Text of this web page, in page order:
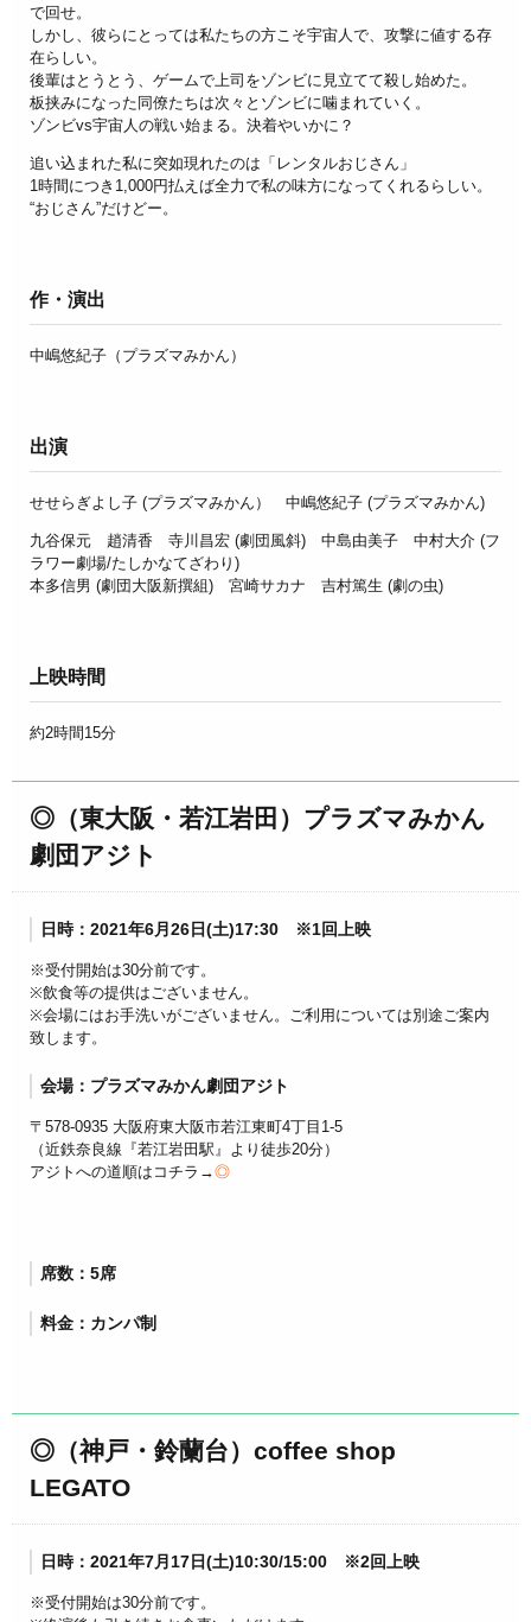
で回せ。
しかし、彼らにとっては私たちの方こそ宇宙人で、攻撃に値する存
在らしい。
後輩はとうとう、ゲームで上司をゾンビに見立てて殺し始めた。
板挟みになった同僚たちは次々とゾンビに噛まれていく。
ゾンビvs宇宙人の戦い始まる。決着やいかに？
追い込まれた私に突如現れたのは 「レンタルおじさん」
1時間につき1,000円払えば全力で私の味方になってくれるらしい。
“おじさん”だけどー。
作・演出
中嶋悠紀子（プラズマみかん）
出演
せせらぎよし子 (プラズマみかん） 中嶋悠紀子 (プラズマみかん)
九谷保元 趙清香 寺川昌宏 (劇団風斜) 中島由美子 中村大介 (フ
ラワー劇場/たしかなてざわり)
本多信男 (劇団大阪新撰組) 宮崎サカナ 吉村篤生 (劇の虫)
上映時間
約2時間15分
◎（東大阪・若江岩田）プラズマみかん
劇団アジト
日時：2021年6月26日(土)17:30 ※1回上映
※受付開始は30分前です。
※飲食等の提供はございません。
※会場にはお手洗いがございません。ご利用については別途ご案内
致します。
会場：プラズマみかん劇団アジト
〒578-0935 大阪府東大阪市若江東町4丁目1-5
（近鉄奈良線『若江岩田駅』より徒歩20分）
アジトへの道順はコチラ→◎
席数：5席
料金：カンパ制
◎（神戸・鈴蘭台）coffee shop
LEGATO
日時：2021年7月17日(土)10:30/15:00 ※2回上映
※受付開始は30分前です。